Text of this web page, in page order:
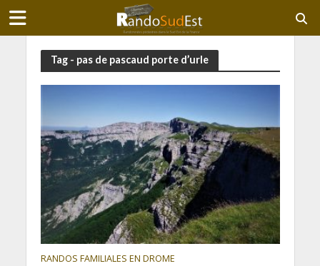
Tag - pas de pascaud porte d’urle
RANDOS FAMILIALES EN DROME